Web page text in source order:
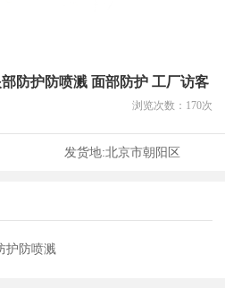
防护防喷溅 面部防护 工厂访客
浏览次数： 170次
发货地:北京市朝阳区
护防喷溅